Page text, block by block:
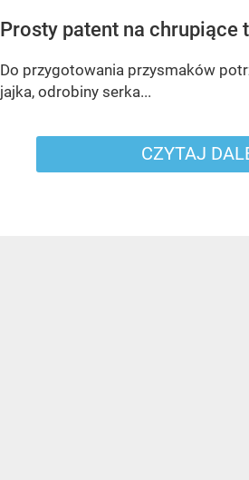
Prosty patent na chrupiące
Do przygotowania przysmaków
jajka, odrobiny serka...
CZYTAJ